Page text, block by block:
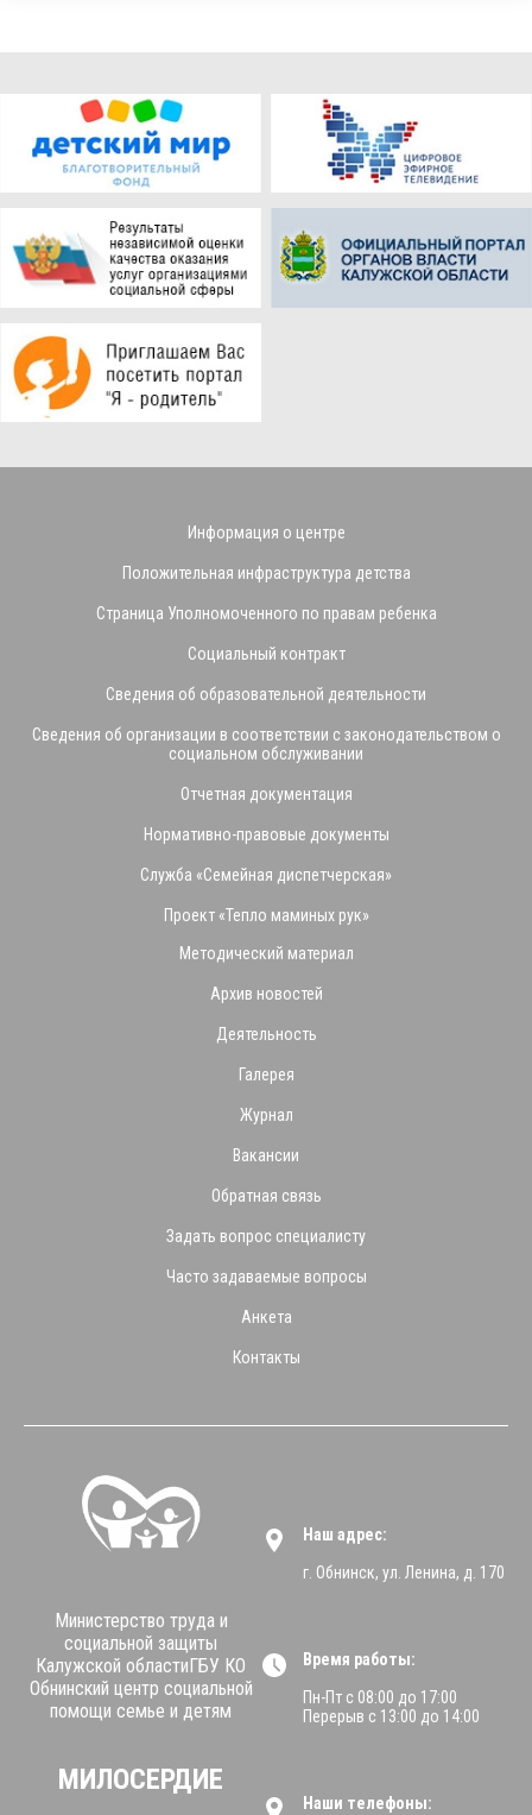
Министерство труда и
социальной защиты
Калужской областиГБУ КО
Обнинский центр социальной
помощи семье и детям
МИЛОСЕРДИЕ
Информация о центре
Положительная инфраструктура детства
Страница Уполномоченного по правам ребенка
Социальный контракт
Сведения об образовательной деятельности
Сведения об организации в соответствии с законодательством о
социальном обслуживании
Отчетная документация
Нормативно-правовые документы
Служба «Семейная диспетчерская»
Проект «Тепло маминых рук»
Методический материал
Архив новостей
Деятельность
Галерея
Журнал
Вакансии
Обратная связь
Задать вопрос специалисту
Часто задаваемые вопросы
Анкета
Контакты
Наш адрес:
г. Обнинск, ул. Ленина, д. 170
Время работы:
Пн-Пт с 08:00 до 17:00
Перерыв с 13:00 до 14:00
Наши телефоны: